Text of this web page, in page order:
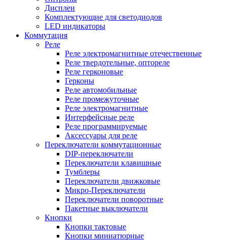
Дисплеи
Комплектующие для светодиодов
LED индикаторы
Коммутация
Реле
Реле электромагнитные отечественные
Реле твердотельные, оптореле
Реле герконовые
Герконы
Реле автомобильные
Реле промежуточные
Реле электромагнитные
Интерфейсные реле
Реле программируемые
Аксессуары для реле
Переключатели коммутационные
DIP-переключатели
Переключатели клавишные
Тумблеры
Переключатели движковые
Микро-Переключатели
Переключатели поворотные
Пакетные выключатели
Кнопки
Кнопки тактовые
Кнопки миниатюрные